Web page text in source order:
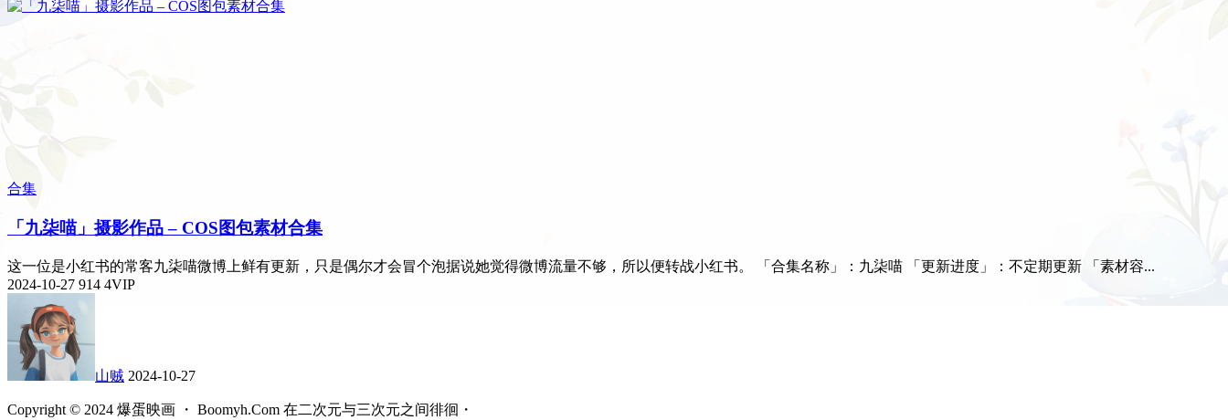
合集
「九柒喵」摄影作品 – COS图包素材合集
这一位是小红书的常客九柒喵微博上鲜有更新，只是偶尔才会冒个泡据说她觉得微博流量不够，所以便转战小红书。 「合集名称」：九柒喵 「更新进度」：不定期更新 「素材容...
2024-10-27 914 4VIP
山贼 2024-10-27
Copyright © 2024 爆蛋映画 ・ Boomyh.Com 在二次元与三次元之间徘徊・